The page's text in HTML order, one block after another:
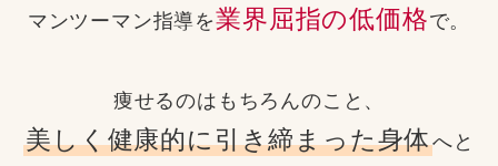
マンツーマン指導を業界屈指の低価格で。
痩せるのはもちろんのこと、
美しく健康的に引き締まった身体へと